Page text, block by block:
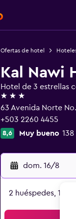
Ofertas de hotel
Kal Nawi
Hotel de 3 estrellas
3 estrellas
63 Avenida Norte
+503 2260 4455
8,6 Muy bueno
dom. 16/8
2 huéspedes, 1